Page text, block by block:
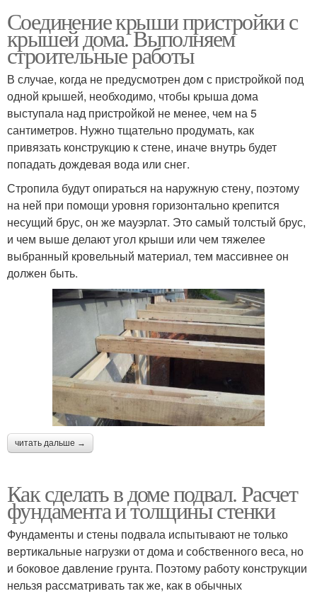
Соединение крыши пристройки с
крышей дома. Выполняем
строительные работы
В случае, когда не предусмотрен дом с пристройкой под
одной крышей, необходимо, чтобы крыша дома
выступала над пристройкой не менее, чем на 5
сантиметров. Нужно тщательно продумать, как
привязать конструкцию к стене, иначе внутрь будет
попадать дождевая вода или снег.
Стропила будут опираться на наружную стену, поэтому
на ней при помощи уровня горизонтально крепится
несущий брус, он же мауэрлат. Это самый толстый брус,
и чем выше делают угол крыши или чем тяжелее
выбранный кровельный материал, тем массивнее он
должен быть.
читать дальше →
Как сделать в доме подвал. Расчет
фундамента и толщины стенки
Фундаменты и стены подвала испытывают не только
вертикальные нагрузки от дома и собственного веса, но
и боковое давление грунта. Поэтому работу конструкции
нельзя рассматривать так же, как в обычных